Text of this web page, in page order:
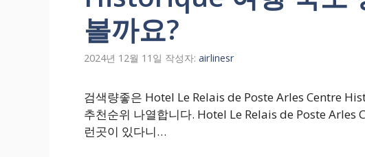
볼까요?
2024년 12월 11일 작성자: airlinesr
검색량좋은 Hotel Le Relais de Poste Arles Centre
추천순위 나열합니다. Hotel Le Relais de Poste
런곳이 있다니…